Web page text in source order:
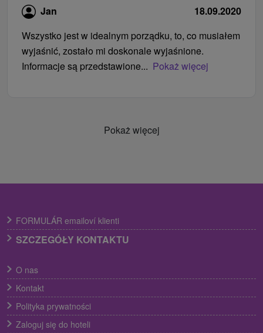
Jan
18.09.2020
Wszystko jest w idealnym porządku, to, co musiałem
wyjaśnić, zostało mi doskonale wyjaśnione.
Informacje są przedstawione... Pokaż więcej
Pokaż więcej
FORMULÁR emailoví klienti
SZCZEGÓŁY KONTAKTU
O nas
Kontakt
Polityka prywatności
Zaloguj się do hoteli